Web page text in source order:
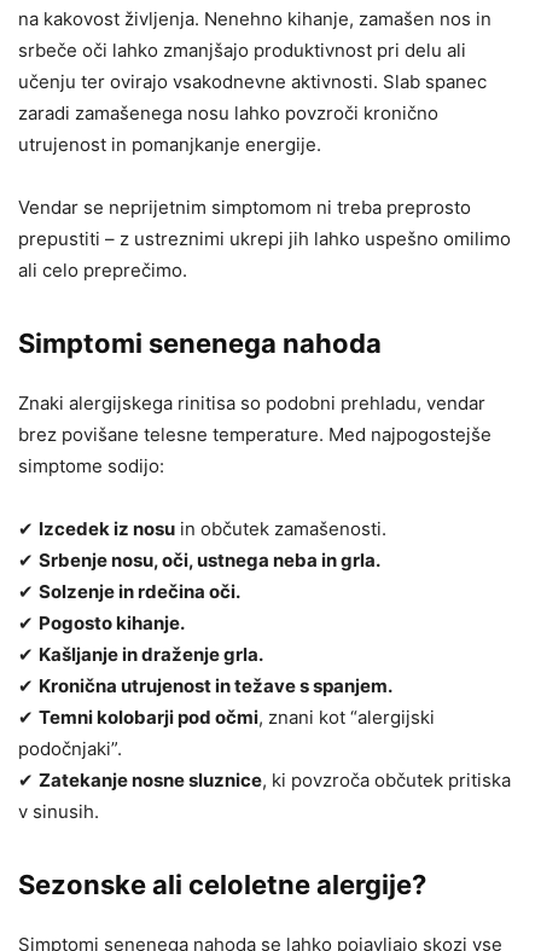
na kakovost življenja. Nenehno kihanje, zamašen nos in
srbeče oči lahko zmanjšajo produktivnost pri delu ali
učenju ter ovirajo vsakodnevne aktivnosti. Slab spanec
zaradi zamašenega nosu lahko povzroči kronično
utrujenost in pomanjkanje energije.
Vendar se neprijetnim simptomom ni treba preprosto
prepustiti – z ustreznimi ukrepi jih lahko uspešno omilimo
ali celo preprečimo.
Simptomi senenega nahoda
Znaki alergijskega rinitisa so podobni prehladu, vendar
brez povišane telesne temperature. Med najpogostejše
simptome sodijo:
✔ Izcedek iz nosu in občutek zamašenosti.
✔ Srbenje nosu, oči, ustnega neba in grla.
✔ Solzenje in rdečina oči.
✔ Pogosto kihanje.
✔ Kašljanje in draženje grla.
✔ Kronična utrujenost in težave s spanjem.
✔ Temni kolobarji pod očmi, znani kot “alergijski
podočnjaki”.
✔ Zatekanje nosne sluznice, ki povzroča občutek pritiska
v sinusih.
Sezonske ali celoletne alergije?
Simptomi senenega nahoda se lahko pojavljajo skozi vse